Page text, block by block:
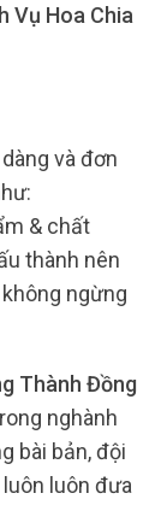
Vụ Hoa Chia
và đơn
& chất
thành nên
ngừng
Thành Đồng
nghành
bài bản, đội
luôn đưa